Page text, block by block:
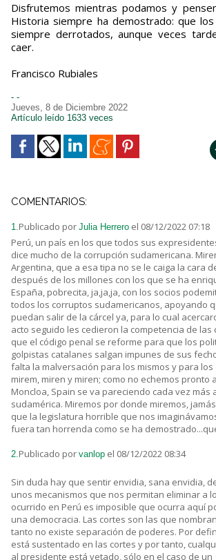
Disfrutemos mientras podamos y
Historia siempre ha demostrado: que
siempre derrotados, aunque veces
caer.
Francisco Rubiales
- -
Jueves, 8 de Diciembre 2022
Artículo leído 1633 veces
COMENTARIOS:
1.Publicado por Julia Herrero el 08/12/2022 07:18
Perú, un país en los que todos sus
dice mucho de la corrupción sudamericana.
Argentina, que a esa tipa no se le caiga la cara
después de los millones con los que se ha
España, pobrecita, ja,ja,ja, con los socios
todos los corruptos sudamericanos, apoyando
puedan salir de la cárcel ya, para lo cual
acto seguido les cedieron la competencia de las
que el código penal se reforme para que los
golpistas catalanes salgan impunes de sus
falta la malversación para los mismos y para
mirem, miren y miren; como no echemos pronto
Moncloa, Spain se va pareciendo cada vez más
sudamérica. Miremos por donde miremos,
que la legislatura horrible que nos
fuera tan horrenda como se ha
2.Publicado por vanlop el 08/12/2022 08:34
Sin duda hay que sentir envidia, sana envidia,
unos mecanismos que nos permitan eliminar a
ocurrido en Perú es imposible que ocurra aquí
una democracia. Las cortes son las que
tanto no existe separación de poderes. Por
está sustentado en las cortes y por tanto,
al presidente está vetado, sólo en el caso de un